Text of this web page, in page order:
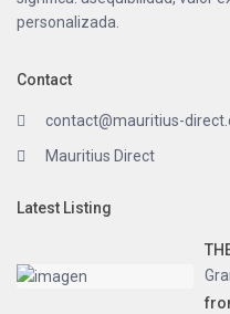
personalizada.
Contact
contact@mauritius-
Mauritius Direct
Latest Listing